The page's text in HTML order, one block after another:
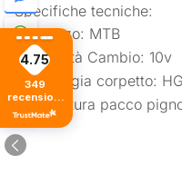
Specifiche tecniche:
Utilizzo: MTB
Velocità Cambio: 10v
Tipologia corpetto:
Dentatura pacco
4.75
349
recensioni
di tutti i